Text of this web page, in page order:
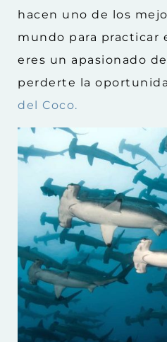
hacen uno de los
mundo para practicar
eres un apasionado
perderte la
del Coco.